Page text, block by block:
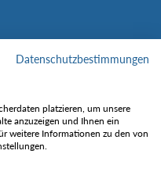
Datenschutzbestimmungen
platzieren, um unsere
anzuzeigen und Ihnen ein
weitere Informationen zu den von